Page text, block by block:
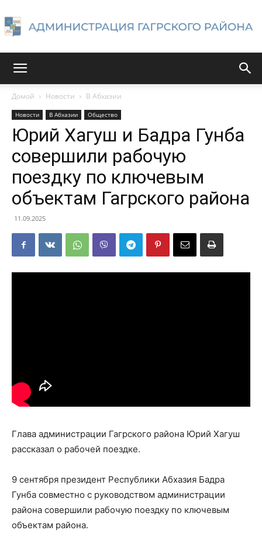
района
Домой Новости В Абхазии
Новости В Абхазии Общество
Юрий Хагуш и Бадра Гунба
совершили рабочую
поездку по ключевым
объектам Гагрского района
11.09.2025
Глава администрации Гагрского района Юрий Хагуш
рассказал о рабочей поездке.
9 сентября президент Республики Абхазия Бадра
Гунба совместно с руководством администрации
района совершили рабочую поездку по ключевым
объектам района.